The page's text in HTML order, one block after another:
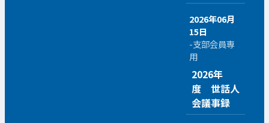
2026年06月
15日
-支部会員専
用
2026年
度 世話人
会議事録